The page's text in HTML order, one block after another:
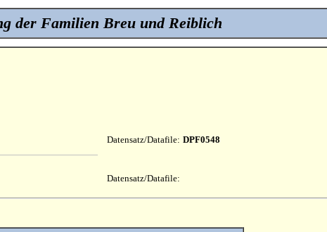
der Familien Breu und Reiblich
Datensatz/Datafile: DPF0548
Datensatz/Datafile: